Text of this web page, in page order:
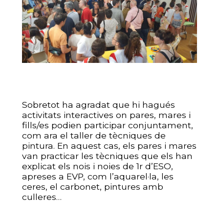
Sobretot ha agradat que hi hagués
activitats interactives on pares, mares i
fills/es podien participar conjuntament,
com ara el taller de tècniques de
pintura. En aquest cas, els pares i mares
van practicar les tècniques que els han
explicat els nois i noies de 1r d’ESO,
apreses a EVP, com l’aquarel·la, les
ceres, el carbonet, pintures amb
culleres…